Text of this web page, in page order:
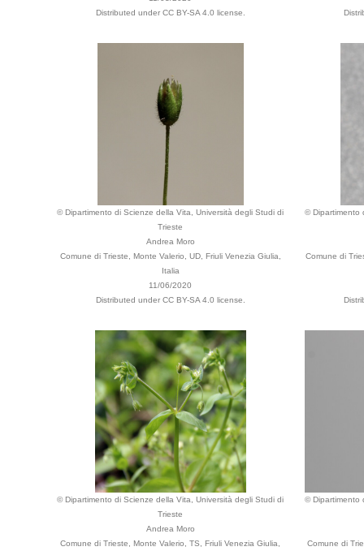
Distributed under CC BY-SA 4.0 license.
© Dipartimento di Scienze della Vita, Università degli Studi di
Trieste
Andrea Moro
Comune di Trieste, Monte Valerio, UD, Friuli Venezia Giulia,
Italia
11/06/2020
Distributed under CC BY-SA 4.0 license.
© Dipartimento
Comune di
© Dipartimento di Scienze della Vita, Università degli Studi di
Trieste
Andrea Moro
Comune di Trieste, Monte Valerio, TS, Friuli Venezia Giulia,
© Dipartimento
Comune di